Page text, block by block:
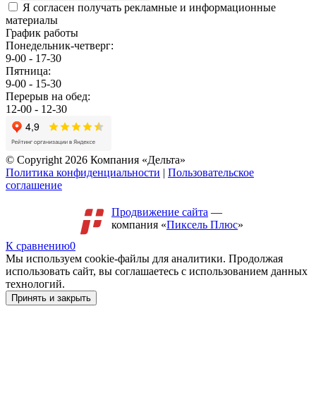
Я согласен получать рекламные и информационные
материалы
График работы
Понедельник-четверг:
9-00 - 17-30
Пятница:
9-00 - 15-30
Перерыв на обед:
12-00 - 12-30
© Copyright 2026 Компания «Дельта»
Политика конфиденциальности | Пользовательское
соглашение
Продвижение сайта —
компания «Пиксель Плюс»
К сравнению0
Мы используем cookie-файлы для аналитики. Продолжая
использовать сайт, вы соглашаетесь с использованием данных
технологий.
Принять и закрыть